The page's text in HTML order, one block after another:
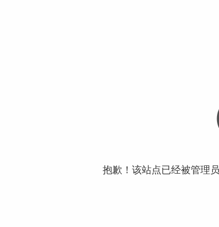
抱歉！该站点已经被管理